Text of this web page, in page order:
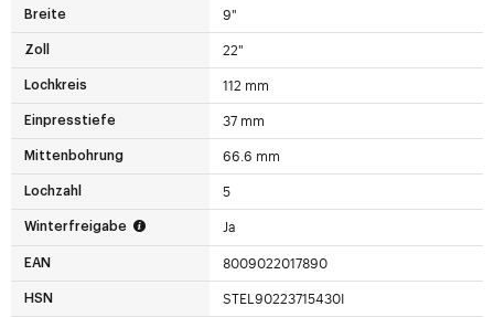
Breite 9"
Zoll 22"
Lochkreis 112 mm
Einpresstiefe 37 mm
Mittenbohrung 66.6 mm
Lochzahl 5
Winterfreigabe Ja
EAN 8009022017890
HSN STEL90223715430I